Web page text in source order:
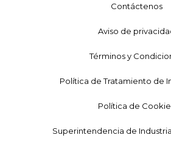
Contáctenos
Aviso de
Términos y
Política de Tratamiento de
Política de
Superintendencia de